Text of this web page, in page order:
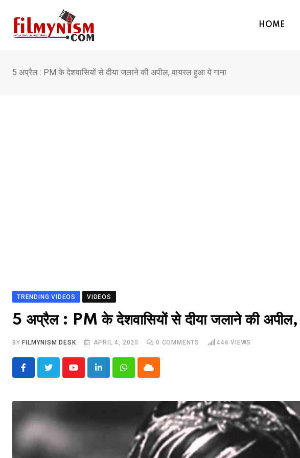
content
HOME
5 अप्रैल : PM के देशवासियों से दीया जलाने की अपील, वायरल हुआ ये गाना
TRENDING VIDEOS VIDEOS
5 अप्रैल : PM के देशवासियों से दीया जलाने की अपील,
BY FILMYNISM DESK APRIL 4, 2020 0 COMMENTS 446 VIEWS
YoutubeLinkedInWhatsappCloud